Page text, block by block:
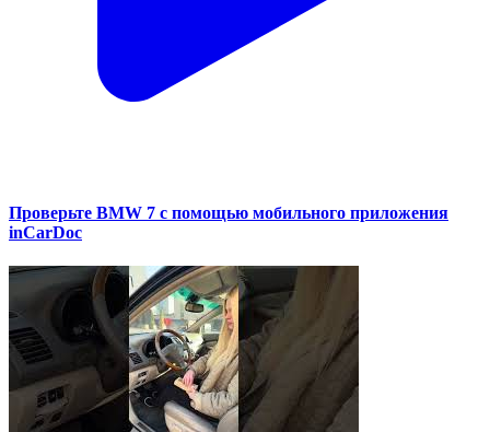
Проверьте BMW 7 с помощью мобильного приложения
inCarDoc